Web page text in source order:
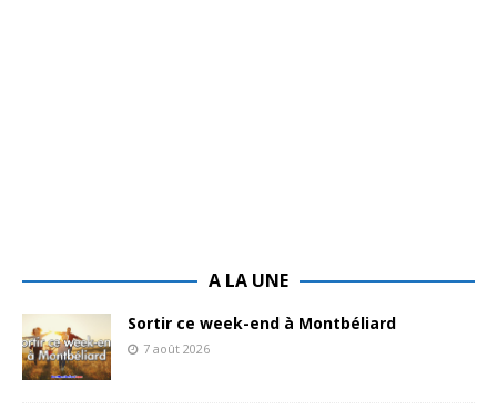
A LA UNE
Sortir ce week-end à Montbéliard
7 août 2026